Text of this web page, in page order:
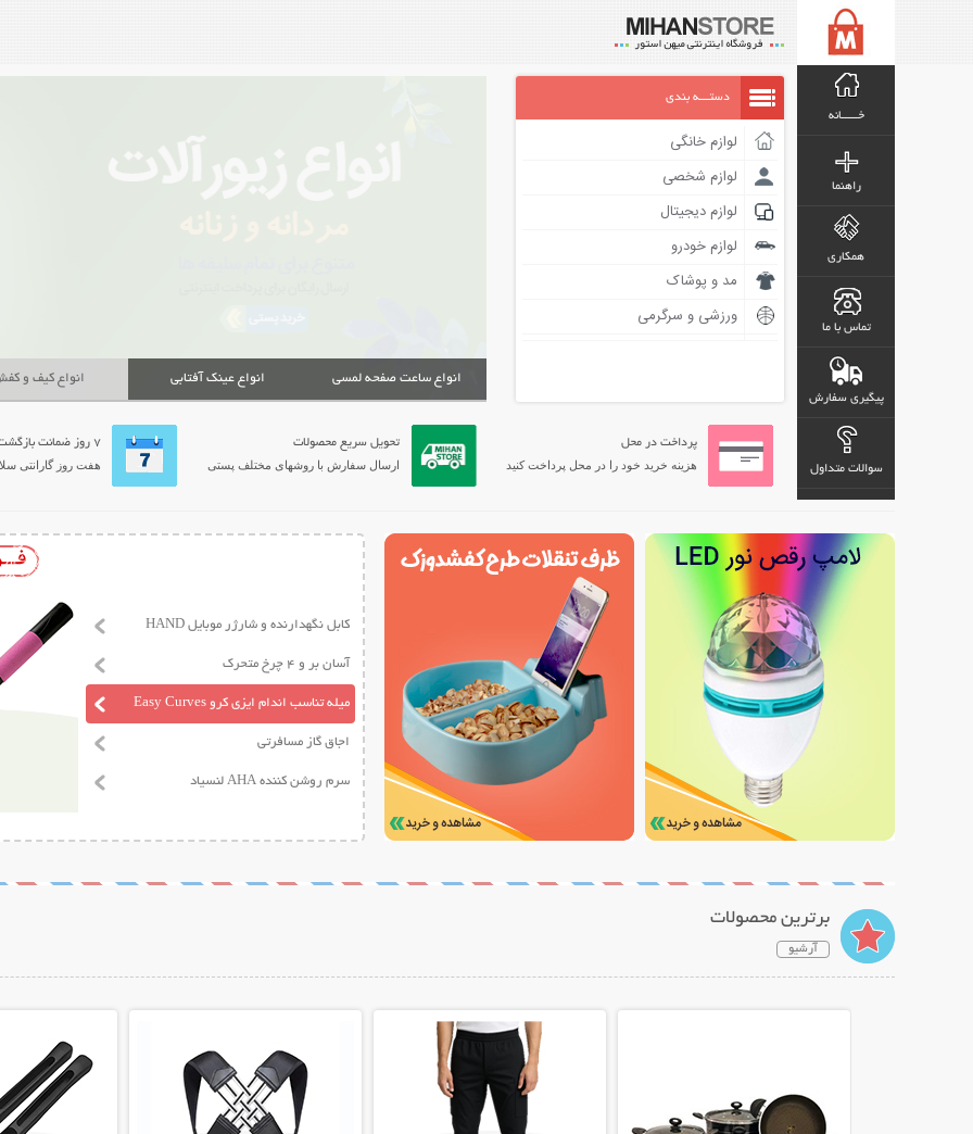
خـــــانه
راهنما
همکاری
تماس با ما
پیگیری سفارش
سوالات متداول
دستـــه بندی
لوازم خانگی
لوازم شخصی
لوازم دیجیتال
لوازم خودرو
مد و پوشاک
ورزشی و سرگرمی
انواع ساعت صفحه لمسی انواع عینک آفتابی انواع کیف و
پرداخت در محل
هزینه خرید خود را در محل پرداخت کنید
تحویل سریع محصولات
ارسال سفارش با روشهای مختلف پستی
7 روز ضمانت بازگشت
هفت روز گارانتی
کابل نگهدارنده و شارژر موبایل HAND
آسان بر و 4 چرخ متحرک
میله تناسب اندام ایزی کرو Easy Curves
اجاق گاز مسافرتی
سرم روشن کننده AHA لنسیاد
برترین محصولات
آرشیو